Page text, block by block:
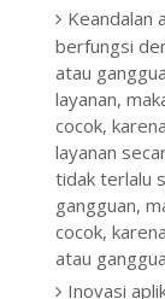
Keandalan
berfungsi
atau
layanan,
cocok,
layanan
tidak terlalu
gangguan,
cocok,
atau
Inovasi